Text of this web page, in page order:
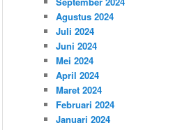
Agustus 2024
Juli 2024
Juni 2024
Mei 2024
April 2024
Maret 2024
Februari 2024
Januari 2024